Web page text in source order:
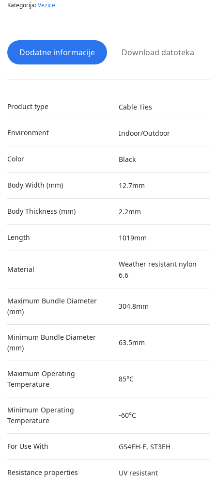
Kategorija:Vezice
Dodatne informacije Download datoteka
Product type Cable Ties
Environment Indoor/Outdoor
Color Black
Body Width (mm) 12.7mm
Body Thickness (mm) 2.2mm
Length 1019mm
Material
Weather resistant nylon
6.6
Maximum Bundle Diameter
(mm)
304.8mm
Minimum Bundle Diameter
(mm)
63.5mm
Maximum Operating
Temperature
85°C
Minimum Operating
Temperature
-60°C
For Use With GS4EH-E, ST3EH
Resistance properties UV resistant